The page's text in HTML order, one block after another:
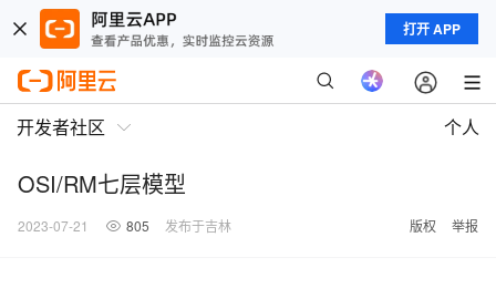
打开 APP
开发者社区 个人
OSI/RM七层模型
2023-07-21 805 发布于吉林 版权 举报